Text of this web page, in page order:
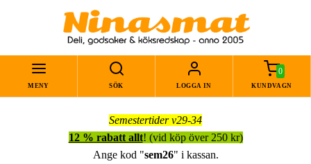
MENY SÖK LOGGA IN
0
KUNDVAGN
Semestertider v29-34
12 % rabatt allt! (vid köp över 250 kr)
Ange kod "sem26" i kassan.